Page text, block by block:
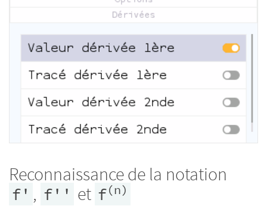
Reconnaissance de la notation
f' , f'' et f(n)